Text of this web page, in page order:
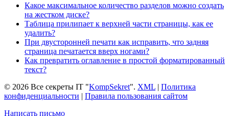
Какое максимальное количество разделов можно создать
на жестком диске?
Таблица прилипает к верхней части страницы, как ее
удалить?
При двусторонней печати как исправить, что задняя
страница печатается вверх ногами?
Как превратить оглавление в простой форматированный
текст?
© 2026 Все секреты IT "KompSekret". XML | Политика
конфиденциальности | Правила пользования сайтом
Написать письмо